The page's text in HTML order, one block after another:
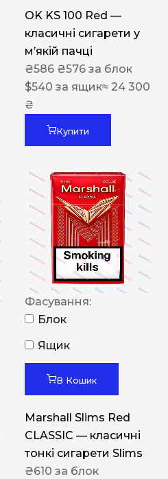
OK KS 100 Red —
класичні сигарети у
м’якій пачці
₴586 ₴576 за блок
$540 за ящик≈ 24 300
₴
Купити
Фасування:
Блок
Ящик
В Кошик
Marshall Slims Red
CLASSIC — класичні
тонкі сигарети Slims
₴610 за блок